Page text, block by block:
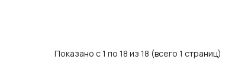
Показано с 1 по 18 из 18 (всего 1 страниц)